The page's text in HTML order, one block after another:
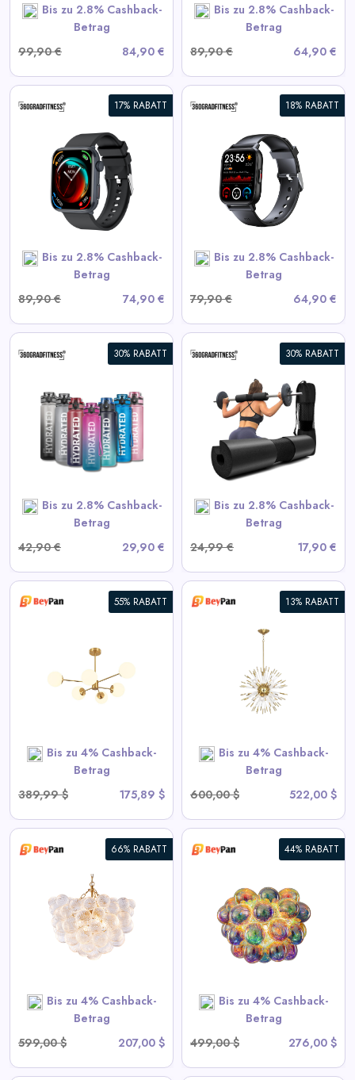
Bis zu 2.8% Cashback-
Betrag
99,90 €
84,90 €
Bis zu 2.8% Cashback-
Betrag
89,90 €
64,90 €
SHOP NOW
17% RABATT
Bis zu 2.8% Cashback-
Betrag
89,90 €
74,90 €
18% RABATT
Bis zu 2.8% Cashback-
Betrag
79,90 €
64,90 €
360° FITSmartWatch PRO3
View All 360GradFitness
Deals
SHOP NOW
30% RABATT
Bis zu 2.8% Cashback-
Betrag
42,90 €
29,90 €
30% RABATT
Bis zu 2.8% Cashback-
Betrag
24,99 €
17,90 €
360° Langhantel-Polster
View All 360GradFitness
Deals
SHOP NOW
55% RABATT
Bis zu 4% Cashback-
Betrag
389,99 $
175,89 $
13% RABATT
Bis zu 4% Cashback-
Betrag
600,00 $
522,00 $
Kronleuchter - Goldene
Sputnik-Hängelampe
View All BeyPan Deals
SHOP NOW
66% RABATT
Bis zu 4% Cashback-
Betrag
599,00 $
207,00 $
44% RABATT
Bis zu 4% Cashback-
Betrag
499,00 $
276,00 $
Blubbernde Deckenleuchte mit
irisierendem Cognac getöntem
View All BeyPan Deals
SHOP NOW